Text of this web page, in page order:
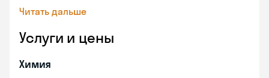
Читать дальше
Услуги и цены
Химия